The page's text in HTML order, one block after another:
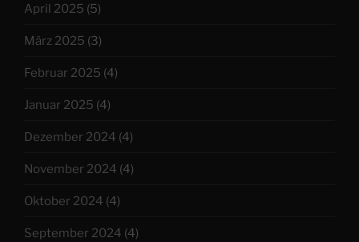
April 2025 (5)
März 2025 (3)
Februar 2025 (4)
Januar 2025 (4)
Dezember 2024 (4)
November 2024 (4)
Oktober 2024 (4)
September 2024 (4)